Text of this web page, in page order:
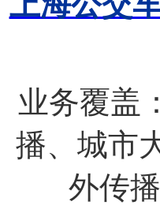
业务覆盖
播、城市
外传